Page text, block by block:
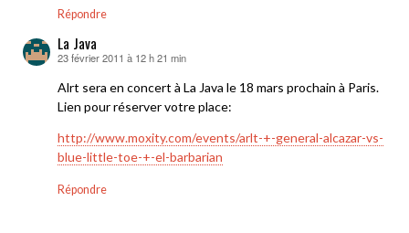
Répondre
La Java
dit :
23 février 2011 à 12 h 21 min
Alrt sera en concert à La Java le 18 mars prochain à Paris.
Lien pour réserver votre place:
http://www.moxity.com/events/arlt-+-general-alcazar-vs-
blue-little-toe-+-el-barbarian
Répondre